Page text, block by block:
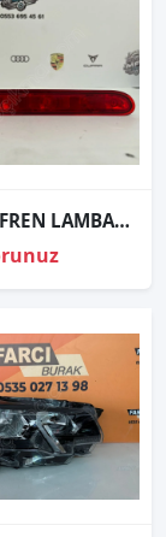
EXPERT FREN LAMBASI 3.STOP ORJİNAL 9811325880 (SU FISKİYELİ)